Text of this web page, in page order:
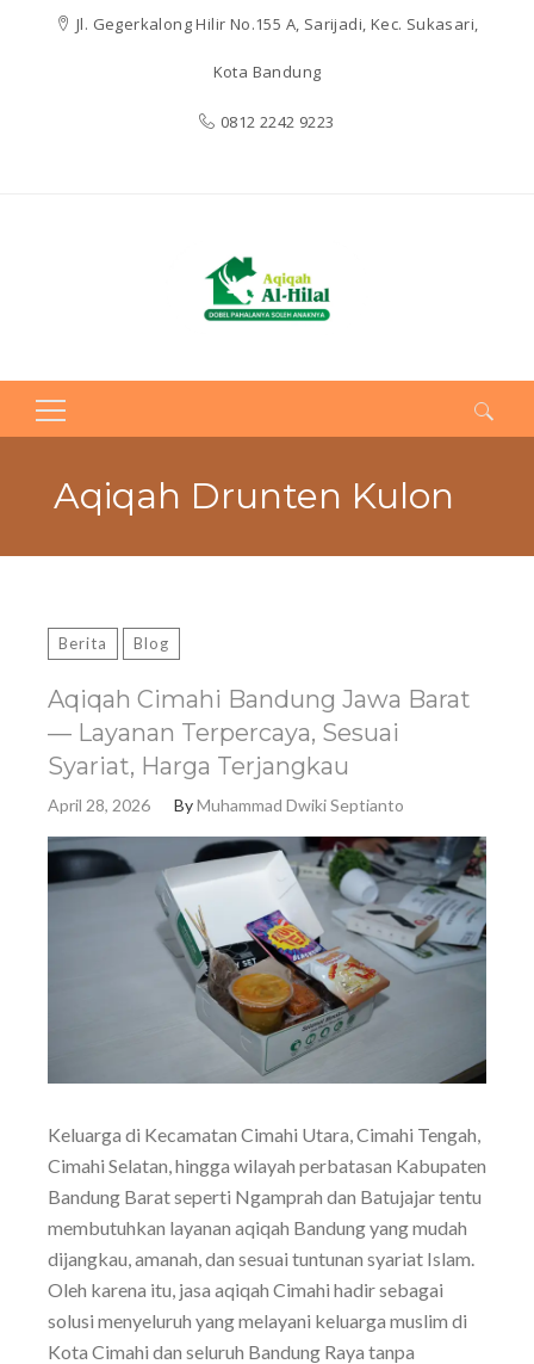
Jl. Gegerkalong Hilir No.155 A, Sarijadi, Kec. Sukasari,
Kota Bandung
0812 2242 9223
Search
Aqiqah Drunten Kulon
Berita Blog
Aqiqah Cimahi Bandung Jawa Barat
— Layanan Terpercaya, Sesuai
Syariat, Harga Terjangkau
April 28, 2026 ByMuhammad Dwiki Septianto
Keluarga di Kecamatan Cimahi Utara, Cimahi Tengah,
Cimahi Selatan, hingga wilayah perbatasan Kabupaten
Bandung Barat seperti Ngamprah dan Batujajar tentu
membutuhkan layanan aqiqah Bandung yang mudah
dijangkau, amanah, dan sesuai tuntunan syariat Islam.
Oleh karena itu, jasa aqiqah Cimahi hadir sebagai
solusi menyeluruh yang melayani keluarga muslim di
Kota Cimahi dan seluruh Bandung Raya tanpa